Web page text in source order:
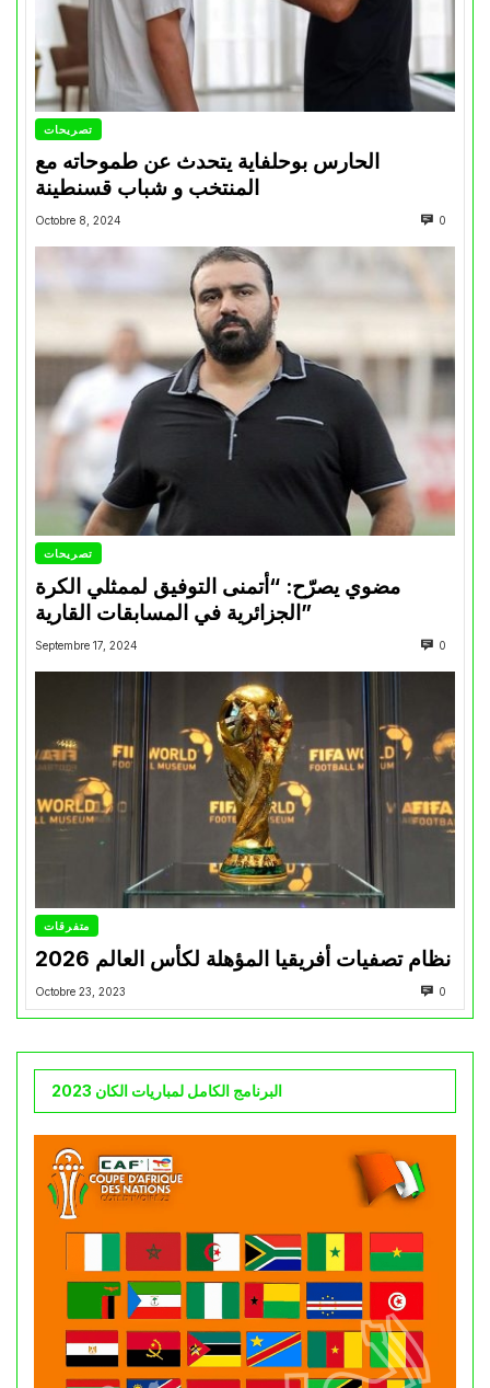
تصريحات
الحارس بوحلفاية يتحدث عن طموحاته مع
المنتخب و شباب قسنطينة
Octobre 8, 2024 0
تصريحات
مضوي يصرّح: “أتمنى التوفيق لممثلي الكرة
الجزائرية في المسابقات القارية”
Septembre 17, 2024 0
متفرقات
نظام تصفيات أفريقيا المؤهلة لكأس العالم 2026
Octobre 23, 2023 0
البرنامج الكامل لمباريات الكان 2023